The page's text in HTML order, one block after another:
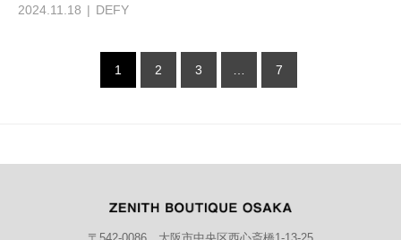
2024.11.18 DEFY
1 2 3 … 7